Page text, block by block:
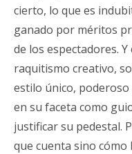
cierto, lo que es
ganado por méritos
de los espectadores.
raquitismo creativo,
estilo único,
en su faceta como
justificar su pedestal.
que cuenta sino cómo